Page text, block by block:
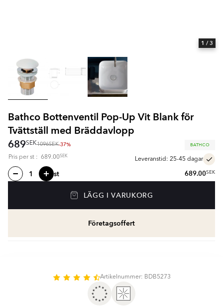
1 / 3
Bathco Bottenventil Pop-Up Vit Blank för
Tvättställ med Bräddavlopp
689SEK1096SEK-37% BATHCO
Pris per st : 689.00SEK
Leveranstid: 25-45 dagar
st 689.00SEK
LÄGG I VARUKORG
Företagsoffert
Artikelnummer: BDB5273